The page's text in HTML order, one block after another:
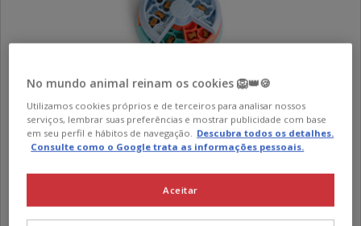
Outward HoundPuppy Lickin' Layers Brinquedo interativo
com Snacks para cães
estrelas
5(2)
Preço
15.99€
Adicionar
No mundo animal reinam os cookies 🦁👑🍪
Utilizamos cookies próprios e de terceiros para analisar nossos
serviços, lembrar suas preferências e mostrar publicidade com base
em seu perfil e hábitos de navegação. Descubra todos os detalhes.
Consulte como o Google trata as informações pessoais.
Aceitar